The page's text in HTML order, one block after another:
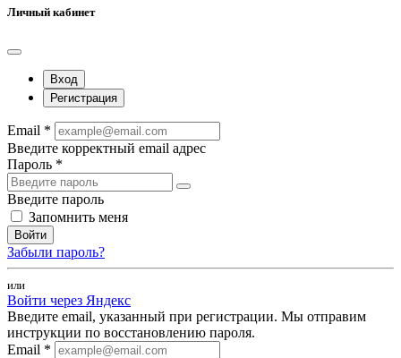
Личный кабинет
Вход
Регистрация
Email *
Введите корректный email адрес
Пароль *
Введите пароль
Запомнить меня
Войти
Забыли пароль?
или
Войти через Яндекс
Введите email, указанный при регистрации. Мы отправим
инструкции по восстановлению пароля.
Email *